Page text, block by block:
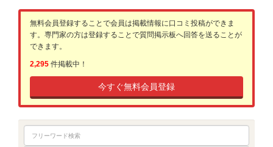
無料会員登録することで会員は掲載情報に口コミ投稿ができま
す。専門家の方は登録することで質問掲示板へ回答を送ることが
できます。
2,295 件掲載中！
今すぐ無料会員登録